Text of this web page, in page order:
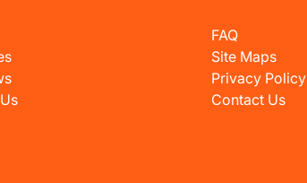
FAQ
Site Maps
Privacy Policy
Contact Us